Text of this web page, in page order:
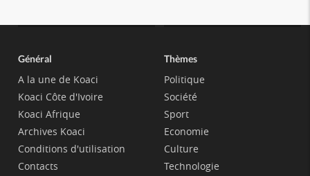
Général
A la une de Koaci
Koaci Côte d'Ivoire
Koaci Afrique
Archives Koaci
Conditions d'utilisation
Contacts
Thèmes
Politique
Société
Sport
Economie
Culture
Technologie